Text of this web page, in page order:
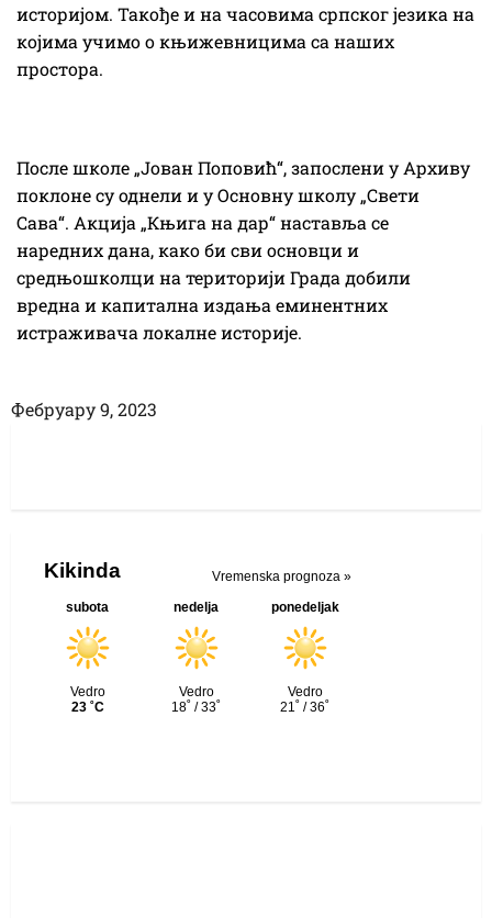
историјом. Такође и на часовима српског језика на
којима учимо о књижевницима са наших
простора.
После школе „Јован Поповић“, запослени у Архиву
поклоне су однели и у Основну школу „Свети
Сава“. Акција „Књига на дар“ наставља се
наредних дана, како би сви основци и
средњошколци на територији Града добили
вредна и капитална издања еминентних
истраживача локалне историје.
Фебруарy 9, 2023